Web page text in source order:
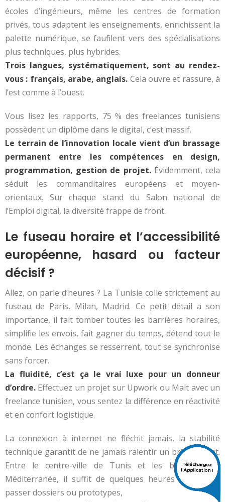
écoles d’ingénieurs, même les centres de formation
privés, tous adaptent les enseignements, enrichissent la
palette numérique, se faufilent vers des spécialisations
plus techniques, plus hybrides.
Trois langues, systématiquement, sont au rendez-
vous : français, arabe, anglais. Cela ouvre et rassure, à
l’est comme à l’ouest.
Vous lisez les rapports, 75 % des freelances tunisiens
possèdent un diplôme dans le digital, c’est massif.
Le terrain de l’innovation locale vient d’un brassage
permanent entre les compétences en design,
programmation, gestion de projet.Évidemment, cela
séduit les commanditaires européens et moyen-
orientaux. Sur chaque stand du Salon national de
l’Emploi digital, la diversité frappe de front.
Le fuseau horaire et l’accessibilité
européenne, hasard ou facteur
décisif ?
Allez, on parle d’heures ? La Tunisie colle strictement au
fuseau de Paris, Milan, Madrid. Ce petit détail a son
importance, il fait tomber toutes les barrières horaires,
simplifie les envois, fait gagner du temps, détend tout le
monde. Les échanges se resserrent, tout se synchronise
sans forcer.
La fluidité, c’est ça le vrai luxe pour un donneur
d’ordre. Effectuez un projet sur Upwork ou Malt avec un
freelance tunisien, vous sentez la différence en réactivité
et en confort logistique.
La connexion à internet ne fléchit jamais, la stabilité
technique garantit de ne jamais ralentir un brief urgent.
Entre le centre-ville de Tunis et les bords de la
Méditerranée, il suffit de quelques heures pour faire
passer dossiers ou prototypes,